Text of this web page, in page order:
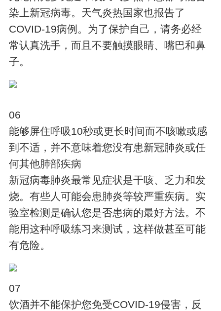
染上新冠病毒。天气炎热国家也报告了
COVID-19病例。为了保护自己，请务必经
常认真洗手，而且不要触摸眼睛、嘴巴和鼻
子。
06
能够屏住呼吸10秒或更长时间而不咳嗽或感
到不适，并不意味着您没有患新冠肺炎或任
何其他肺部疾病
新冠病毒肺炎最常见症状是干咳、乏力和发
烧。有些人可能会患肺炎等较严重疾病。实
验室检测是确认您是否患病的最好方法。不
能用这种呼吸练习来测试，这样做甚至可能
有危险。
07
饮酒并不能保护您免受COVID-19侵害，反